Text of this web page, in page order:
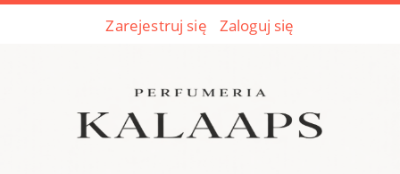
Zarejestruj się Zaloguj się